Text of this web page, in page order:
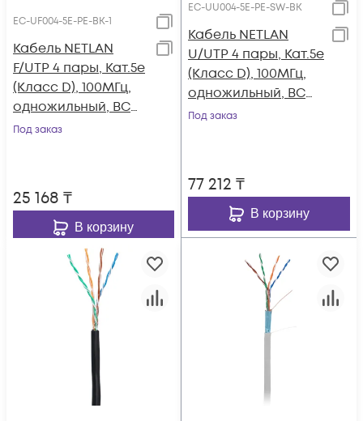
EC-UF004-5E-PE-BK-1
Кабель NETLAN
F/UTP 4 пары, Кат.5e
(Класс D), 100МГц,
одножильный, BC
(чистая медь),
Под заказ
25 168 ₸
В корзину
EC-UU004-5E-PE-SW-BK
Кабель NETLAN
U/UTP 4 пары, Кат.5e
(Класс D), 100МГц,
одножильный, BC
(чистая медь),
тросом, черный,
Под заказ
77 212 ₸
В корзину